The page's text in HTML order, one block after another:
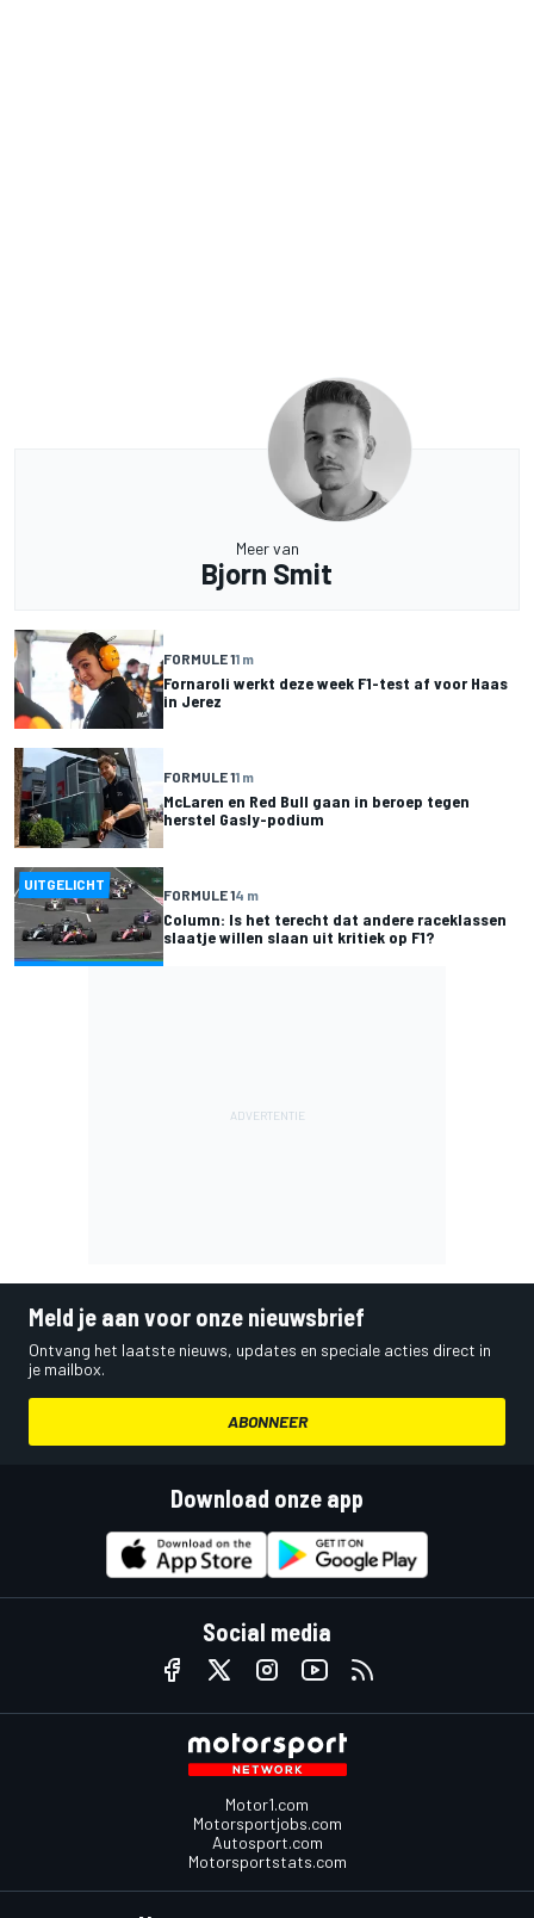
Meer van
Bjorn Smit
FORMULE 11 m
Fornaroli werkt deze week F1-test af voor Haas
in Jerez
FORMULE 11 m
McLaren en Red Bull gaan in beroep tegen
herstel Gasly-podium
UITGELICHT
FORMULE 14 m
Column: Is het terecht dat andere raceklassen
slaatje willen slaan uit kritiek op F1?
Meld je aan voor onze nieuwsbrief
Ontvang het laatste nieuws, updates en speciale acties direct in
je mailbox.
ABONNEER
Download onze app
Social media
Motor1.com
Motorsportjobs.com
Autosport.com
Motorsportstats.com